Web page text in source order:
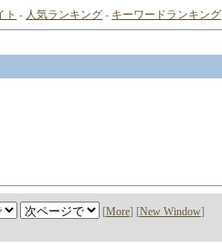
ト - 人気ランキング - キーワードランキング
[More] [New Window]